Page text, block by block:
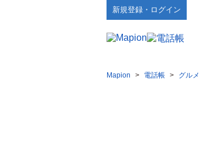
新規登録・ログイン
Mapion > 電話帳 > グルメ